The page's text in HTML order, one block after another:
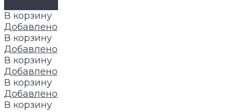
В корзину
Добавлено
В корзину
Добавлено
В корзину
Добавлено
В корзину
Добавлено
В корзину